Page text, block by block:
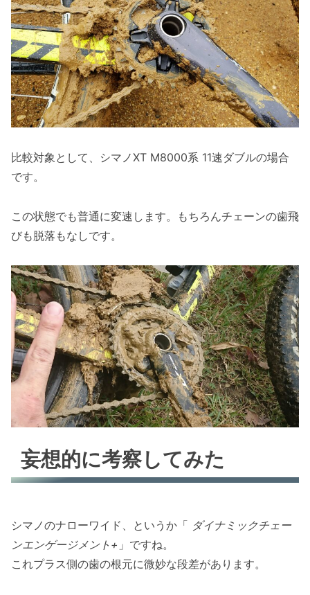
比較対象として、シマノXT M8000系 11速ダブルの場合
です。
この状態でも普通に変速します。もちろんチェーンの歯飛
びも脱落もなしです。
妄想的に考察してみた
シマノのナローワイド、というか「 ダイナミックチェー
ンエンゲージメント+ 」ですね。
これプラス側の歯の根元に微妙な段差があります。